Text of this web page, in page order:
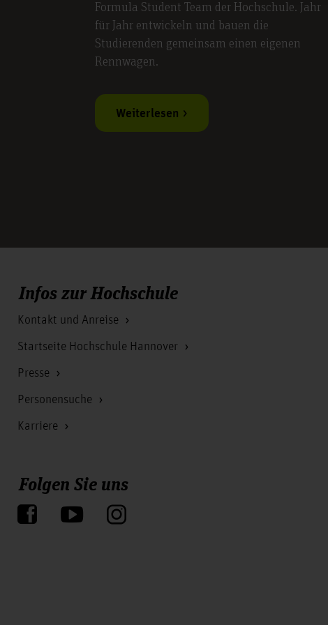
Formula Student Team der Hochschule. Jahr
für Jahr entwickeln und bauen die
Studierenden gemeinsam einen eigenen
Rennwagen.
Weiterlesen
Infos zur Hochschule
Kontakt und Anreise
Startseite Hochschule Hannover
Presse
Personensuche
Karriere
Folgen Sie uns